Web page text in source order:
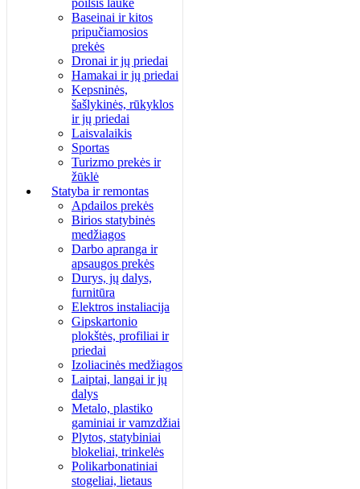
poilsis lauke
Baseinai ir kitos
pripučiamosios
prekės
Dronai ir jų priedai
Hamakai ir jų priedai
Kepsninės,
šašlykinės, rūkyklos
ir jų priedai
Laisvalaikis
Sportas
Turizmo prekės ir
žūklė
Statyba ir remontas
Apdailos prekės
Birios statybinės
medžiagos
Darbo apranga ir
apsaugos prekės
Durys, jų dalys,
furnitūra
Elektros instaliacija
Gipskartonio
plokštės, profiliai ir
priedai
Izoliacinės medžiagos
Laiptai, langai ir jų
dalys
Metalo, plastiko
gaminiai ir vamzdžiai
Plytos, statybiniai
blokeliai, trinkelės
Polikarbonatiniai
stogeliai, lietaus